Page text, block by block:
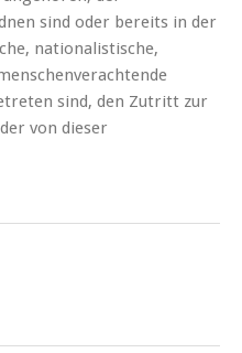
sind oder bereits in der
nationalistische,
sind, den Zutritt zur
von dieser